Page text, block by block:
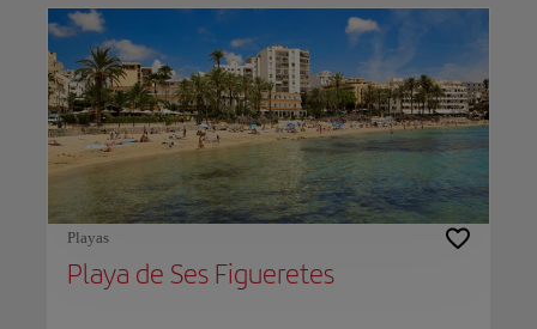
Playas
Playa de Ses Figueretes